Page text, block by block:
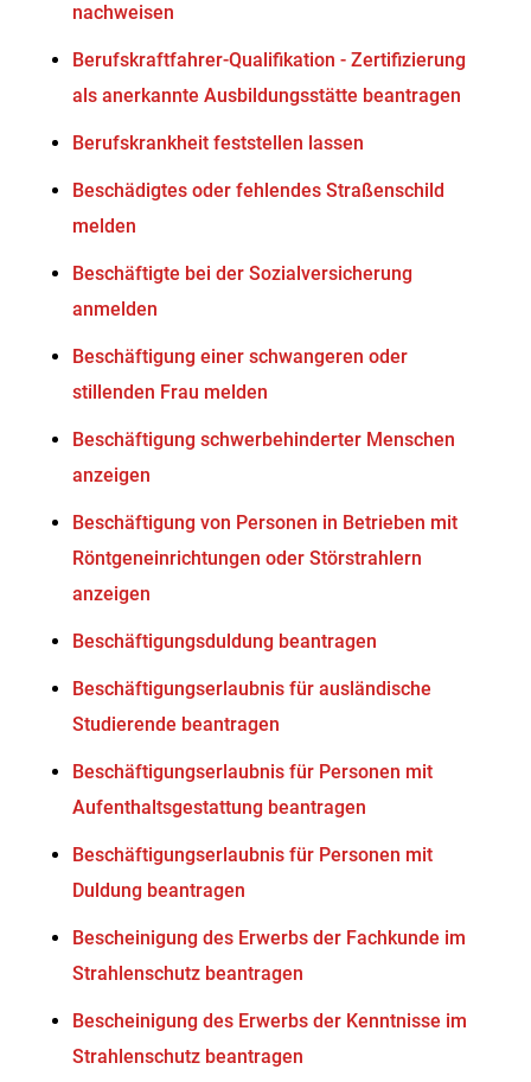
nachweisen
Berufskraftfahrer-Qualifikation - Zertifizierung
als anerkannte Ausbildungsstätte beantragen
Berufskrankheit feststellen lassen
Beschädigtes oder fehlendes Straßenschild
melden
Beschäftigte bei der Sozialversicherung
anmelden
Beschäftigung einer schwangeren oder
stillenden Frau melden
Beschäftigung schwerbehinderter Menschen
anzeigen
Beschäftigung von Personen in Betrieben mit
Röntgeneinrichtungen oder Störstrahlern
anzeigen
Beschäftigungsduldung beantragen
Beschäftigungserlaubnis für ausländische
Studierende beantragen
Beschäftigungserlaubnis für Personen mit
Aufenthaltsgestattung beantragen
Beschäftigungserlaubnis für Personen mit
Duldung beantragen
Bescheinigung des Erwerbs der Fachkunde im
Strahlenschutz beantragen
Bescheinigung des Erwerbs der Kenntnisse im
Strahlenschutz beantragen